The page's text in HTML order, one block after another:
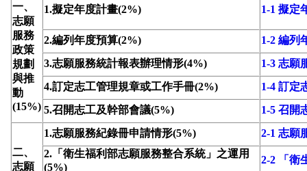
一、
志願
服務
政策
規劃
與推
動
(15%)
1.擬定年度計畫(2%) 1-1 擬定
2.編列年度預算(2%)
1-2 編列
3.志願服務統計報表辦理情形(4%)
1-3 志願
4.訂定志工管理規章或工作手冊(2%)
1-4 訂定
5.召開志工及幹部會議(5%)
1-5 召開
二、
志願
1.志願服務紀錄冊申請情形(5%)
2-1 志願
2.「衛生福利部志願服務整合系統」之運用
(5%)
2-2 「衛